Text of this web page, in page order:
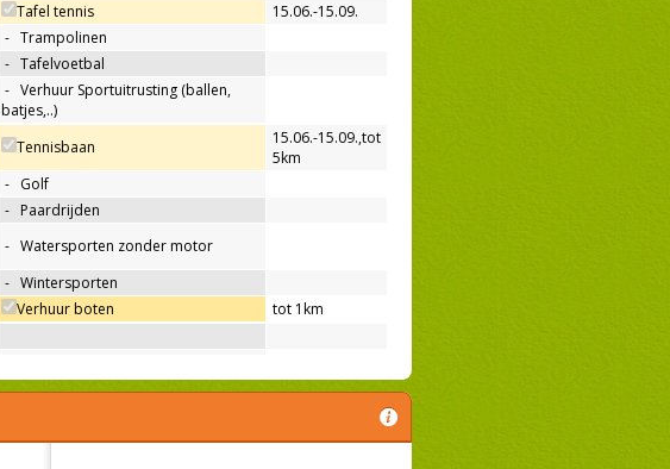
Tafel tennis
15.06.-15.09.
- Trampolinen
- Tafelvoetbal
- Verhuur Sportuitrusting (ballen,
batjes,..)
Tennisbaan 15.06.-15.09.,tot
5km
- Golf
- Paardrijden
- Watersporten zonder motor
- Wintersporten
Verhuur boten
tot 1km